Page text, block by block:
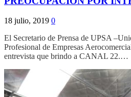
18 julio, 2019 0
El Secretario de Prensa de UPSA
Profesional de Empresas
entrevista que brindo a CANAL 22.…